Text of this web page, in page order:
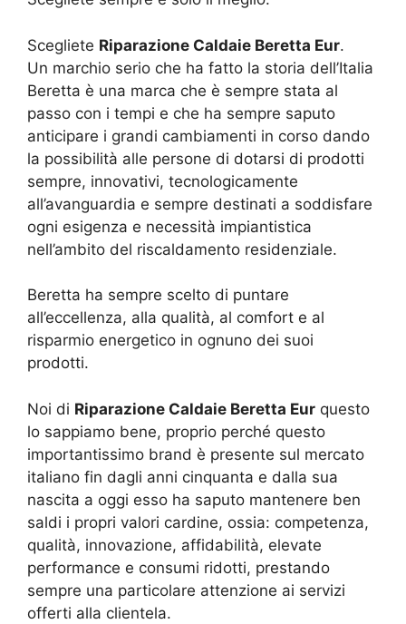
Scegliete Riparazione Caldaie Beretta Eur.
Un marchio serio che ha fatto la storia dell’Italia
Beretta è una marca che è sempre stata al
passo con i tempi e che ha sempre saputo
anticipare i grandi cambiamenti in corso dando
la possibilità alle persone di dotarsi di prodotti
sempre, innovativi, tecnologicamente
all’avanguardia e sempre destinati a soddisfare
ogni esigenza e necessità impiantistica
nell’ambito del riscaldamento residenziale.
Beretta ha sempre scelto di puntare
all’eccellenza, alla qualità, al comfort e al
risparmio energetico in ognuno dei suoi
prodotti.
Noi di Riparazione Caldaie Beretta Eur questo
lo sappiamo bene, proprio perché questo
importantissimo brand è presente sul mercato
italiano fin dagli anni cinquanta e dalla sua
nascita a oggi esso ha saputo mantenere ben
saldi i propri valori cardine, ossia: competenza,
qualità, innovazione, affidabilità, elevate
performance e consumi ridotti, prestando
sempre una particolare attenzione ai servizi
offerti alla clientela.